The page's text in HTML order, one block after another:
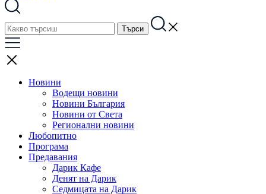
Новини
Водещи новини
Новини България
Новини от Света
Регионални новини
Любопитно
Програма
Предавания
Дарик Кафе
Денят на Дарик
Седмицата на Дарик